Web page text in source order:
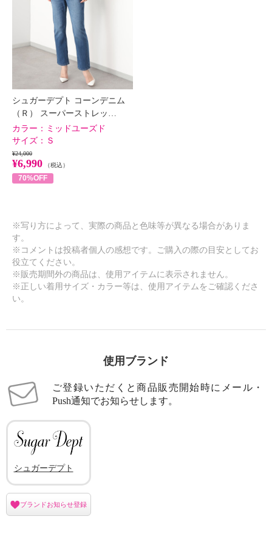
シュガーデプト コーンデニム
（Ｒ） スーパーストレッ…
カラー： ミッドユーズド
サイズ： Ｓ
¥24,000
¥6,990 （税込）
70%OFF
※写り方によって、実際の商品と色味等が異なる場合がありま
す。
※コメントは投稿者個人の感想です。ご購入の際の目安としてお
役立てください。
※販売期間外の商品は、使用アイテムに表示されません。
※正しい着用サイズ・カラー等は、使用アイテムをご確認くださ
い。
使用ブランド
ご登録いただくと商品販売開始時にメール・
Push通知でお知らせします。
シュガーデプト
ブランドお知らせ登録